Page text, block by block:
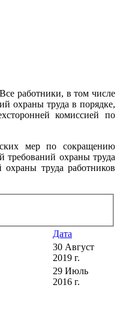
работники, в том числе
охраны труда в порядке,
комиссией по
мер по сокращению
требований охраны труда
труда работников
Дата
30 Август
2019 г.
29 Июль
2016 г.